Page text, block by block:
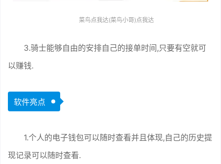
菜鸟点我达(菜鸟小哥)点我达
3.骑士能够自由的安排自己的接单时间,只要有空就可
以赚钱.
软件亮点
1.个人的电子钱包可以随时查看并且体现,自己的历史提
现记录可以随时查看.